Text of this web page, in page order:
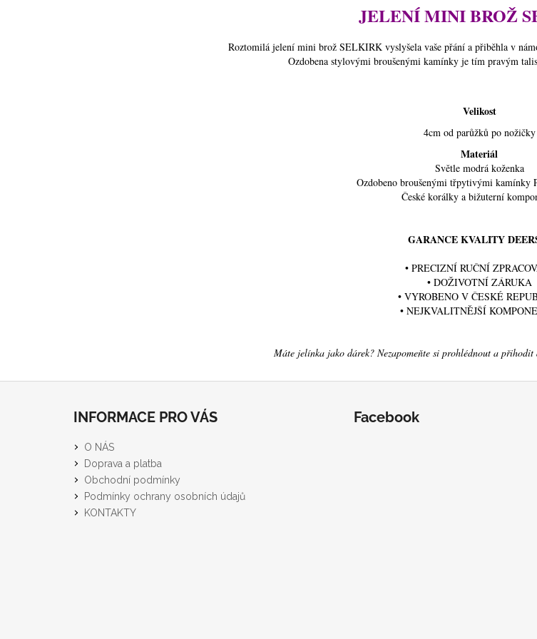
JELENÍ MINI BROŽ
Roztomilá jelení mini brož SELKIRK vyslyšela vaše přání a přiběhla v
Ozdobena stylovými broušenými kamínky je tím pravým
Velikost
4cm od parůžků po nožičky
Materiál
Světle modrá koženka
Ozdobeno broušenými třpytivými kamínky
České korálky a bižuterní
GARANCE KVALITY
• PRECIZNÍ RUČNÍ
• DOŽIVOTNÍ ZÁRUKA
• VYROBENO V ČESKÉ
• NEJKVALITNĚJŠÍ
Máte jelínka jako dárek? Nezapomeňte si prohlédnout a přihodit
INFORMACE PRO VÁS
O NÁS
Doprava a platba
Obchodní podmínky
Podmínky ochrany osobních údajů
KONTAKTY
Facebook